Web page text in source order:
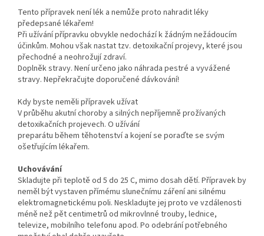
Tento přípravek není lék a nemůže proto nahradit léky
předepsané lékařem!
Při užívání přípravku obvykle nedochází k žádným nežádoucím
účinkům. Mohou však nastat tzv. detoxikační projevy, které jsou
přechodné a neohrožují zdraví.
Doplněk stravy. Není určeno jako náhrada pestré a vyvážené
stravy. Nepřekračujte doporučené dávkování!
Kdy byste neměli přípravek užívat
V průběhu akutní choroby a silných nepříjemně prožívaných
detoxikačních projevech. O užívání
preparátu během těhotenství a kojení se poraďte se svým
ošetřujícím lékařem.
Uchovávání
Skladujte při teplotě od 5 do 25 C, mimo dosah dětí. Přípravek by
neměl být vystaven přímému slunečnímu záření ani silnému
elektromagnetickému poli. Neskladujte jej proto ve vzdálenosti
méně než pět centimetrů od mikrovlnné trouby, lednice,
televize, mobilního telefonu apod. Po odebrání potřebného